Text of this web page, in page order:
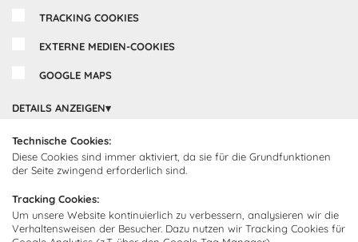
TRACKING COOKIES
EXTERNE MEDIEN-COOKIES
GOOGLE MAPS
DETAILS ANZEIGEN
Technische Cookies:
Diese Cookies sind immer aktiviert, da sie für die Grundfunktionen
der Seite zwingend erforderlich sind.
Tracking Cookies:
Um unsere Website kontinuierlich zu verbessern, analysieren wir die
Verhaltensweisen der Besucher. Dazu nutzen wir Tracking Cookies für
Über Cocooning24
Über uns
Impressum
Kontakt
Kundendienst
Montage
Zahlarten
Newsletter abonnieren
Abonnieren Sie unseren